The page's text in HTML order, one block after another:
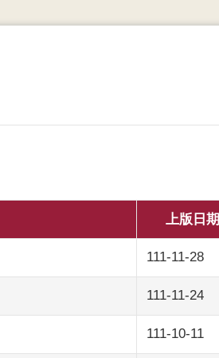
上版日期
111-11-28
111-11-24
111-10-11